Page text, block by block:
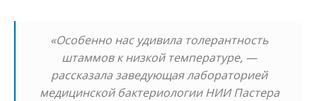
«Особенно нас удивила толерантность
штаммов к низкой температуре, —
рассказала заведующая лабораторией
медицинской бактериологии НИИ Пастера